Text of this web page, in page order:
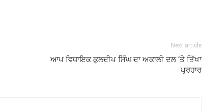
Next article
ਆਪ ਵਿਧਾਇਕ ਕੁਲਦੀਪ ਸਿੰਘ ਦਾ ਅਕਾਲੀ ਦਲ ‘ਤੇ ਤਿੱਖਾ
ਪ੍ਰਹਾਰ